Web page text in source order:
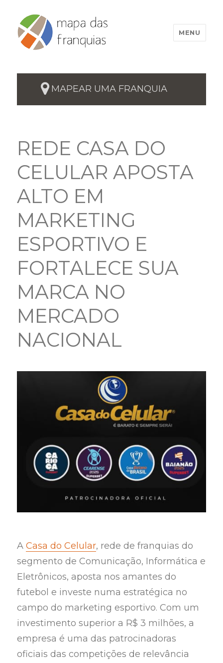
MENU
MAPEAR UMA FRANQUIA
REDE CASA DO
CELULAR APOSTA
ALTO EM
MARKETING
ESPORTIVO E
FORTALECE SUA
MARCA NO
MERCADO
NACIONAL
ACasa do Celular, rede de franquias do
segmento de Comunicação, Informática e
Eletrônicos, aposta nos amantes do
futebol e investe numa estratégica no
campo do marketing esportivo. Com um
investimento superior a R$ 3 milhões, a
empresa é uma das patrocinadoras
oficiais das competições de relevância